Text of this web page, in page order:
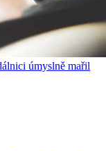
úmyslně mařil